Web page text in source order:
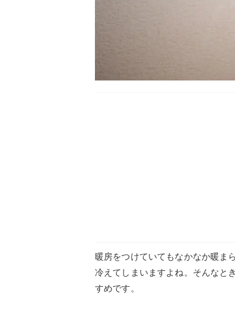
暖房をつけていてもなかなか暖ま
冷えてしまいますよね。そんなと
すめです。